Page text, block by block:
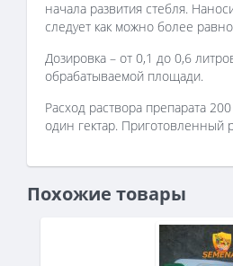
начала развития стебля.
следует как можно более
Дозировка – от 0,1 до 0,6
обрабатываемой площади.
Расход раствора препарата
один гектар. Приготовленный
Похожие товары